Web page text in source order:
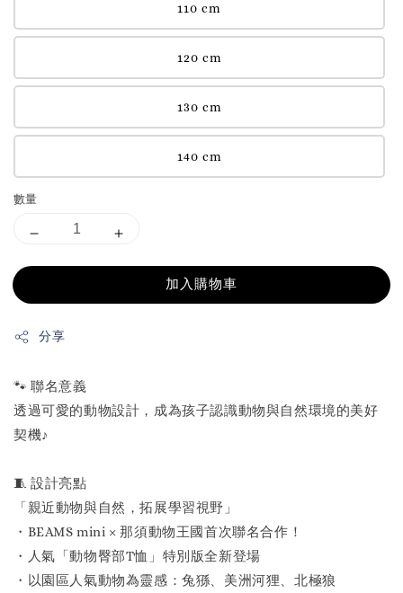
110 cm
120 cm
130 cm
140 cm
數量
加入購物車
分享
🐾 聯名意義
透過可愛的動物設計，成為孩子認識動物與自然環境的美好
契機♪
🧵 設計亮點
「親近動物與自然，拓展學習視野」
・BEAMS mini × 那須動物王國首次聯名合作！
・人氣「動物臀部T恤」特別版全新登場
・以園區人氣動物為靈感：兔猻、美洲河狸、北極狼